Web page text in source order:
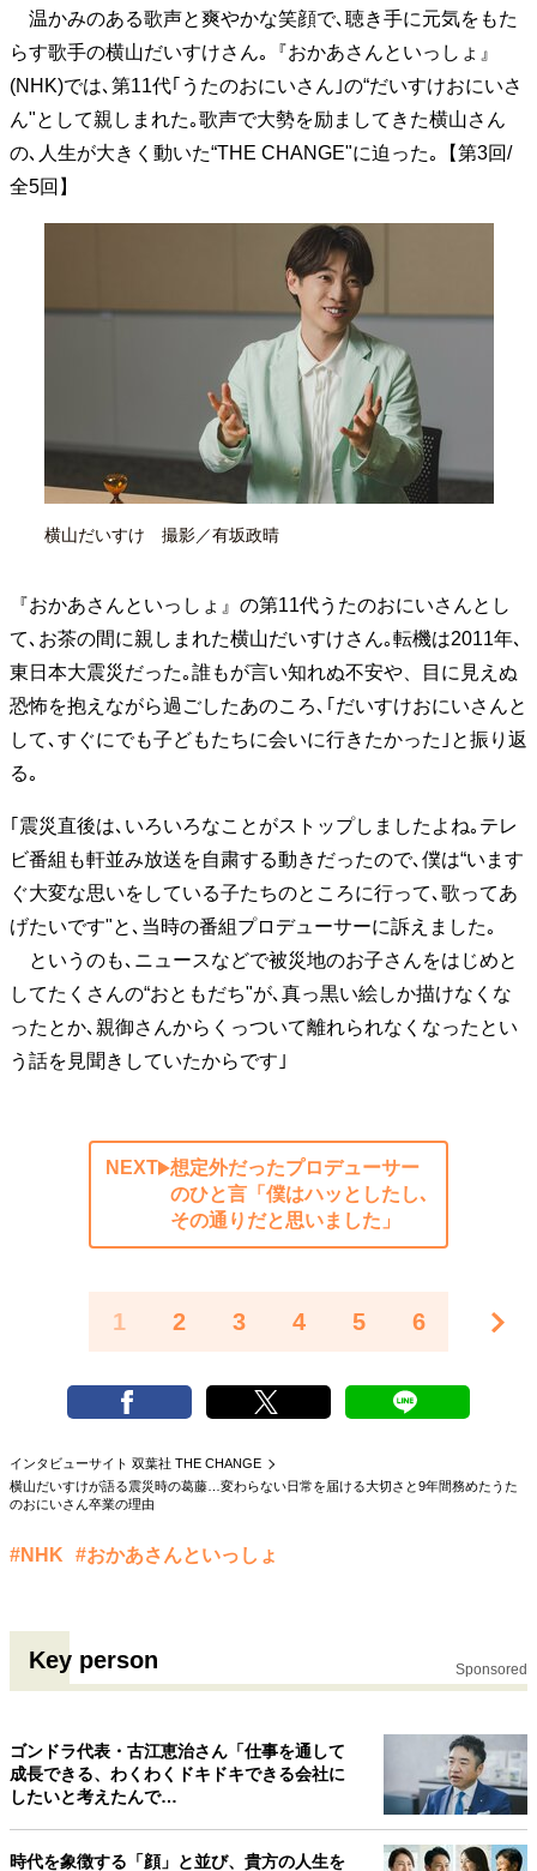
マインドセット
重圧との向き合い方 一流のルーティン
20代の現在地
忘れられない言葉
10代・20代の土台
50代のリアル
美しさの哲学
パートナーとの歩み方
親になるということ
移住という選択
一生モノの愛用品
60代のネクストステージ
70代のグランドデザイン
社会・カルチャー・マネー
温かみのある歌声と爽やかな笑顔で､聴き手に元気をもた
らす歌手の横山だいすけさん｡『おかあさんといっしょ』
(NHK)では､第11代｢うたのおにいさん｣の“だいすけおにいさ
ん"として親しまれた｡歌声で大勢を励ましてきた横山さん
の､人生が大きく動いた“THE CHANGE"に迫った｡【第3回/
全5回】
横山だいすけ 撮影／有坂政晴
『おかあさんといっしょ』の第11代うたのおにいさんとし
て､お茶の間に親しまれた横山だいすけさん｡転機は2011年､
東日本大震災だった｡誰もが言い知れぬ不安や、目に見えぬ
恐怖を抱えながら過ごしたあのころ､｢だいすけおにいさんと
して､すぐにでも子どもたちに会いに行きたかった｣と振り返
る｡
｢震災直後は､いろいろなことがストップしましたよね｡テレ
ビ番組も軒並み放送を自粛する動きだったので､僕は“います
ぐ大変な思いをしている子たちのところに行って､歌ってあ
げたいです"と､当時の番組プロデューサーに訴えました｡
というのも､ニュースなどで被災地のお子さんをはじめと
してたくさんの“おともだち"が､真っ黒い絵しか描けなくな
ったとか､親御さんからくっついて離れられなくなったとい
う話を見聞きしていたからです｣
NEXT
想定外だったプロデューサー
のひと言「僕はハッとしたし､
その通りだと思いました」
1 2 3 4 5 6
インタビューサイト 双葉社 THE CHANGE
横山だいすけが語る震災時の葛藤…変わらない日常を届ける大切さと9年間務めたうた
のおにいさん卒業の理由
#NHK #おかあさんといっしょ
Key person Sponsored
ゴンドラ代表・古江恵治さん「仕事を通して
成長できる、わくわくドキドキできる会社に
したいと考えたんで…
時代を象徴する「顔」と並び、貴方の人生を